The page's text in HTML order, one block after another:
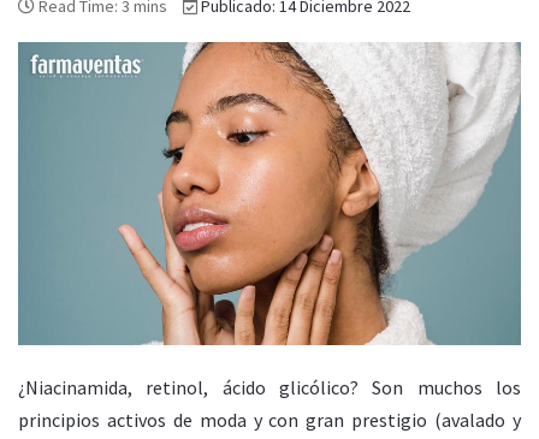
Read Time: 3 mins Publicado: 14 Diciembre 2022
¿Niacinamida, retinol, ácido glicólico? Son muchos los
principios activos de moda y con gran prestigio (avalado y